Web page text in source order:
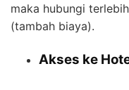
maka hubungi
(tambah biaya).
Akses ke